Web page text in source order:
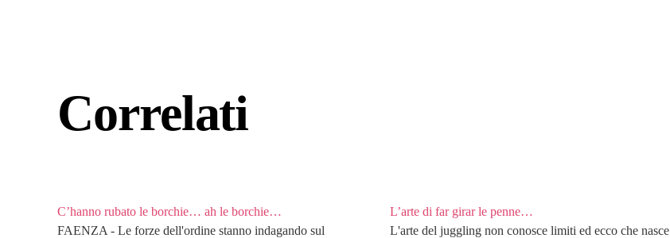
Correlati
C’hanno rubato le borchie… ah le borchie…
FAENZA - Le forze dell'ordine stanno indagando sul
L’arte di far girar le penne…
L'arte del juggling non conosce limiti ed ecco che nasce